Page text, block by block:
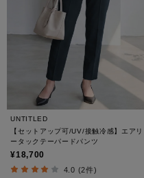
UNTITLED
【セットアップ可/UV/接触冷感】エアリ
ータックテーパードパンツ
¥18,700
4.0 (2件)